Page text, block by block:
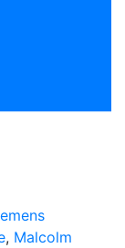
, Malcolm